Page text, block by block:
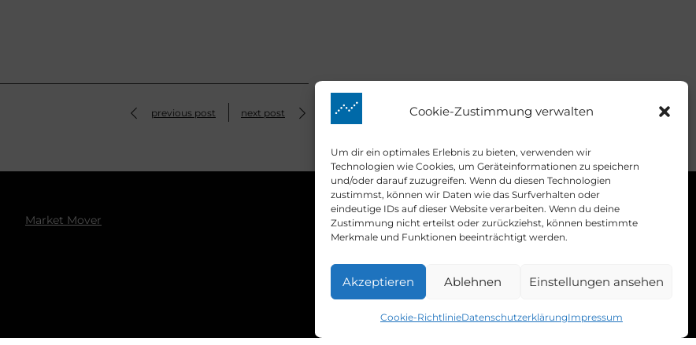
Cookie-Zustimmung verwalten
Um dir ein optimales Erlebnis zu bieten, verwenden wir
Technologien wie Cookies, um Geräteinformationen zu speichern
und/oder darauf zuzugreifen. Wenn du diesen Technologien
zustimmst, können wir Daten wie das Surfverhalten oder
eindeutige IDs auf dieser Website verarbeiten. Wenn du deine
Zustimmung nicht erteilst oder zurückziehst, können bestimmte
Merkmale und Funktionen beeinträchtigt werden.
Akzeptieren Ablehnen Einstellungen ansehen
Cookie-RichtlinieDatenschutzerklärungImpressum
previous post next post
Market Mover Kontakt
Email: info@prime-quants.de
Prime Quants © 2026.